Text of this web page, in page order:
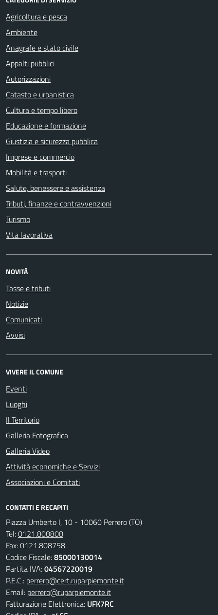
Agricoltura e pesca
Ambiente
Anagrafe e stato civile
Appalti pubblici
Autorizzazioni
Catasto e urbanistica
Cultura e tempo libero
Educazione e formazione
Giustizia e sicurezza pubblica
Imprese e commercio
Mobilità e trasporti
Salute, benessere e assistenza
Tributi, finanze e contravvenzioni
Turismo
Vita lavorativa
NOVITÀ
Tasse e tributi
Notizie
Comunicati
Avvisi
VIVERE IL COMUNE
Eventi
Luoghi
Il Territorio
Galleria Fotografica
Galleria Video
Attività economiche e Servizi
Associazioni e Comitati
CONTATTI E RECAPITI
Piazza Umberto I, 10 - 10060 Perrero (TO)
Tel:0121.808808
Fax:0121.808758
Codice Fiscale:85000130014
Partita IVA:04567220019
P.E.C.: perrero@cert.ruparpiemonte.it
Email: perrero@ruparpiemonte.it
Fatturazione Elettronica: UFK7RC